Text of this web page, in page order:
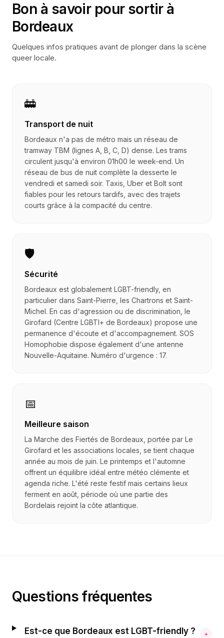
Bon à savoir pour sortir à
Bordeaux
Quelques infos pratiques avant de plonger dans la scène
queer locale.
🚋
Transport de nuit
Bordeaux n'a pas de métro mais un réseau de
tramway TBM (lignes A, B, C, D) dense. Les trams
circulent jusqu'à environ 01h00 le week-end. Un
réseau de bus de nuit complète la desserte le
vendredi et samedi soir. Taxis, Uber et Bolt sont
fiables pour les retours tardifs, avec des trajets
courts grâce à la compacité du centre.
🛡️
Sécurité
Bordeaux est globalement LGBT-friendly, en
particulier dans Saint-Pierre, les Chartrons et Saint-
Michel. En cas d'agression ou de discrimination, le
Girofard (Centre LGBTI+ de Bordeaux) propose une
permanence d'écoute et d'accompagnement. SOS
Homophobie dispose également d'une antenne
Nouvelle-Aquitaine. Numéro d'urgence : 17.
📅
Meilleure saison
La Marche des Fiertés de Bordeaux, portée par Le
Girofard et les associations locales, se tient chaque
année au mois de juin. Le printemps et l'automne
offrent un équilibre idéal entre météo clémente et
agenda riche. L'été reste festif mais certains lieux
ferment en août, période où une partie des
Bordelais rejoint la côte atlantique.
Questions fréquentes
Est-ce que Bordeaux est LGBT-friendly ? +